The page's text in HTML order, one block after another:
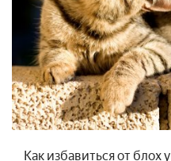
Как избавиться от